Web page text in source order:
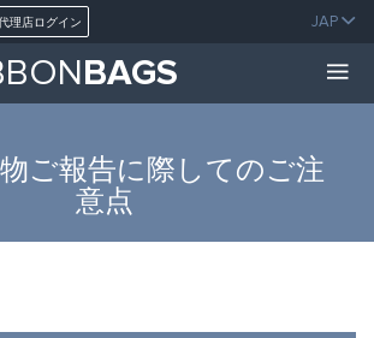
理店ログイン JAP
BAGS
ご報告に際してのご注
意点